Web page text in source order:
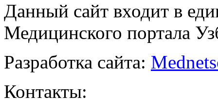
Данный сайт входит в
Медицинского портала
Разработка сайта:
Контакты: